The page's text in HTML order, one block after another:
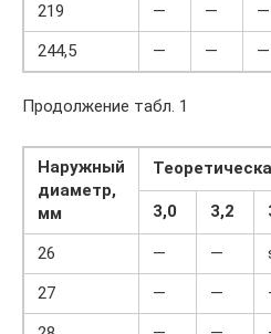
219
— — —
244,5
— — —
Продолжение табл. 1
Наружный
диаметр,
мм
3,0 3,2
26 — —
27
— —